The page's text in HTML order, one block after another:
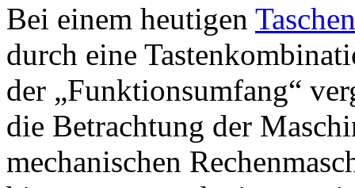
Bei einem heutigen
durch eine
der „Funktionsumfang“
die Betrachtung der
mechanischen